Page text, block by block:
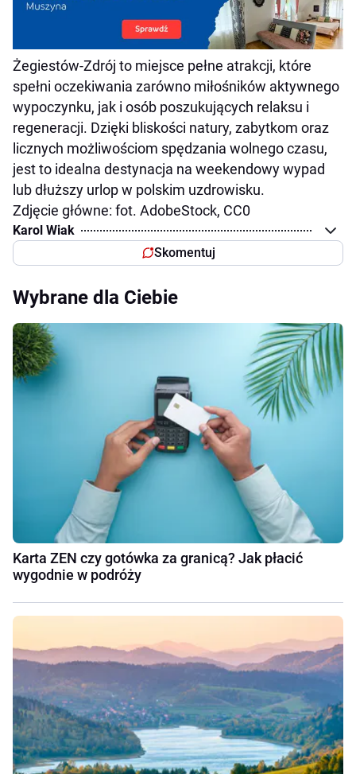
Żegiestów-Zdrój to miejsce pełne atrakcji, które
spełni oczekiwania zarówno miłośników aktywnego
wypoczynku, jak i osób poszukujących relaksu i
regeneracji. Dzięki bliskości natury, zabytkom oraz
licznych możliwościom spędzania wolnego czasu,
jest to idealna destynacja na weekendowy wypad
lub dłuższy urlop w polskim uzdrowisku.
Zdjęcie główne: fot. AdobeStock, CC0
Karol Wiak
Skomentuj
Wybrane dla Ciebie
Karta ZEN czy gotówka za granicą? Jak płacić
wygodnie w podróży